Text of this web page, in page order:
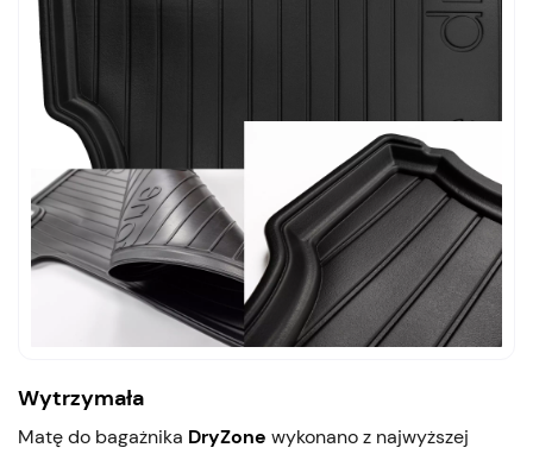
Wytrzymała
Matę do bagażnika DryZone wykonano z najwyższej